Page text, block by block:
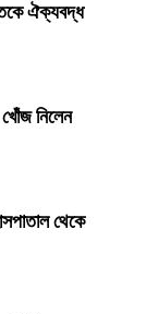
ঐক্যবদ্ধ
খোঁজ নিলেন
থেকে